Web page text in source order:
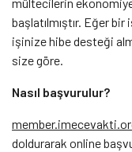
mültecilerin ekonomiye
başlatılmıştır. Eğer
işinize hibe desteği
size göre.
Nasıl başvurulur?
doldurarak online